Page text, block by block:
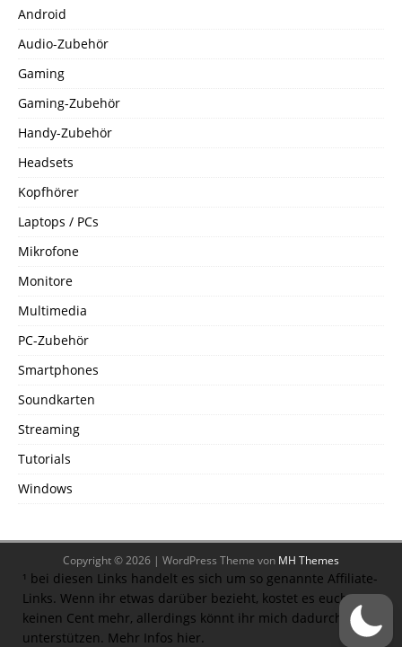
Android
Audio-Zubehör
Gaming
Gaming-Zubehör
Handy-Zubehör
Headsets
Kopfhörer
Laptops / PCs
Mikrofone
Monitore
Multimedia
PC-Zubehör
Smartphones
Soundkarten
Streaming
Tutorials
Windows
Copyright © 2026 | WordPress Theme von MH Themes
¹ bei diesen Links handelt es sich um so genannte Affiliate-
Links. Wenn ihr etwas darüber bezieht, kostet es euch
keinen Cent mehr, allerdings könnt ihr mich dadurch
unterstützen. Mehr Infos hier.